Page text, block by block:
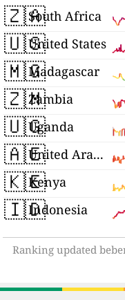
🇿🇦South Africa
🇺🇸United States
🇲🇬Madagascar
🇿🇲Zambia
🇺🇬Uganda
🇦🇪 United Arab Emirates
🇰🇪Kenya
🇮🇩Indonesia
Ranking updated